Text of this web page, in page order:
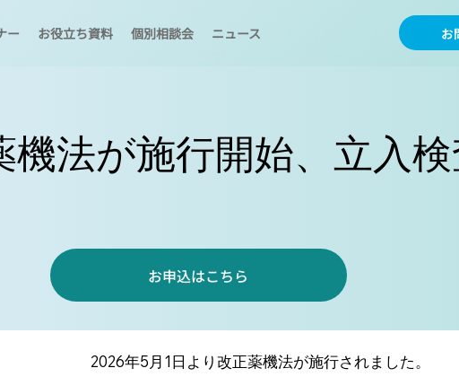
お
ー お役立ち資料 個別相談会 ニュース
機法が施行開始、立入
お申込はこちら
2026年5月1日より改正薬機法が施行されました。